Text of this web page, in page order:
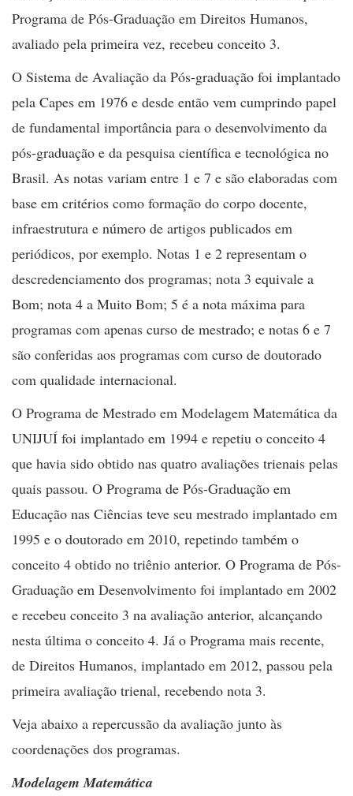
Programa de Pós-Graduação em Direitos Humanos,
avaliado pela primeira vez, recebeu conceito 3.
O Sistema de Avaliação da Pós-graduação foi implantado
pela Capes em 1976 e desde então vem cumprindo papel
de fundamental importância para o desenvolvimento da
pós-graduação e da pesquisa científica e tecnológica no
Brasil. As notas variam entre 1 e 7 e são elaboradas com
base em critérios como formação do corpo docente,
infraestrutura e número de artigos publicados em
periódicos, por exemplo. Notas 1 e 2 representam o
descredenciamento dos programas; nota 3 equivale a
Bom; nota 4 a Muito Bom; 5 é a nota máxima para
programas com apenas curso de mestrado; e notas 6 e 7
são conferidas aos programas com curso de doutorado
com qualidade internacional.
O Programa de Mestrado em Modelagem Matemática da
UNIJUÍ foi implantado em 1994 e repetiu o conceito 4
que havia sido obtido nas quatro avaliações trienais pelas
quais passou. O Programa de Pós-Graduação em
Educação nas Ciências teve seu mestrado implantado em
1995 e o doutorado em 2010, repetindo também o
conceito 4 obtido no triênio anterior. O Programa de Pós-
Graduação em Desenvolvimento foi implantado em 2002
e recebeu conceito 3 na avaliação anterior, alcançando
nesta última o conceito 4. Já o Programa mais recente,
de Direitos Humanos, implantado em 2012, passou pela
primeira avaliação trienal, recebendo nota 3.
Veja abaixo a repercussão da avaliação junto às
coordenações dos programas.
Modelagem Matemática